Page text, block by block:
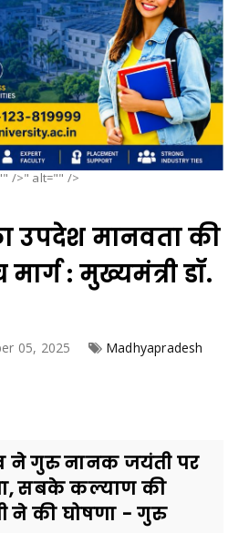
/>" alt="" />
उपदेश मानवता की
: मुख्यमंत्री डॉ.
05, 2025 Madhyapradesh
ने गुरु नानक जयंती पर
सबके कल्याण की
ने की घोषणा - गुरु